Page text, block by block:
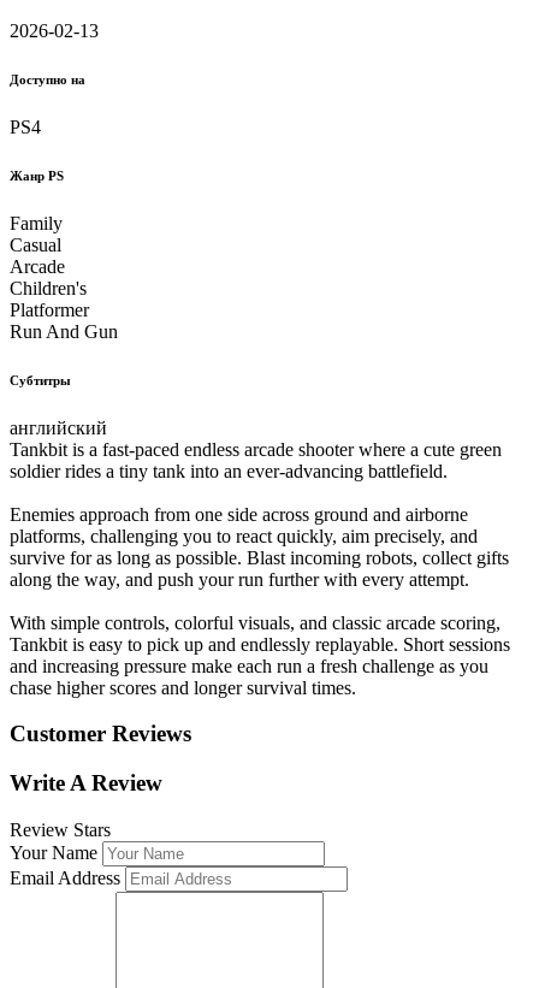
2026-02-13
Доступно на
PS4
Жанр PS
Family
Casual
Arcade
Children's
Platformer
Run And Gun
Субтитры
английский
Tankbit is a fast-paced endless arcade shooter where a cute green
soldier rides a tiny tank into an ever-advancing battlefield.
Enemies approach from one side across ground and airborne
platforms, challenging you to react quickly, aim precisely, and
survive for as long as possible. Blast incoming robots, collect gifts
along the way, and push your run further with every attempt.
With simple controls, colorful visuals, and classic arcade scoring,
Tankbit is easy to pick up and endlessly replayable. Short sessions
and increasing pressure make each run a fresh challenge as you
chase higher scores and longer survival times.
Customer Reviews
Write A Review
Review Stars
Your Name
Email Address